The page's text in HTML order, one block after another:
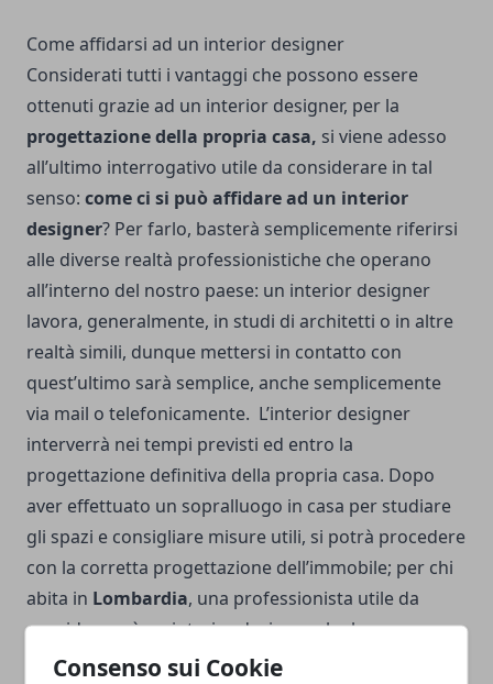
Consenso sui Cookie
Come affidarsi ad un interior designer
Considerati tutti i vantaggi che possono essere
ottenuti grazie ad un interior designer, per la
progettazione della propria casa, si viene adesso
all’ultimo interrogativo utile da considerare in tal
senso: come ci si può affidare ad un interior
designer? Per farlo, basterà semplicemente riferirsi
alle diverse realtà professionistiche che operano
all’interno del nostro paese: un interior designer
lavora, generalmente, in studi di architetti o in altre
realtà simili, dunque mettersi in contatto con
quest’ultimo sarà semplice, anche semplicemente
via mail o telefonicamente. L’interior designer
interverrà nei tempi previsti ed entro la
progettazione definitiva della propria casa. Dopo
aver effettuato un sopralluogo in casa per studiare
gli spazi e consigliare misure utili, si potrà procedere
con la corretta progettazione dell’immobile; per chi
abita in Lombardia, una professionista utile da
considerare è un interior designer che lavora
nell’ambito degli studi architetti milano